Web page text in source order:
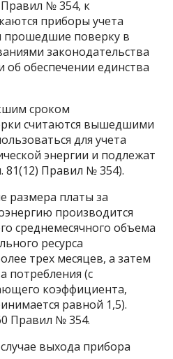
Правил № 354, к
приборы учета
прошедшие поверку в
законодательства
об обеспечении единства
сроком
считаются вышедшими
для учета
энергии и подлежат
81(12) Правил № 354).
размера платы за
производится
среднемесячного объема
ресурса
трех месяцев, а затем
потребления (с
коэффициента,
равной 1,5).
Правил № 354.
выхода прибора